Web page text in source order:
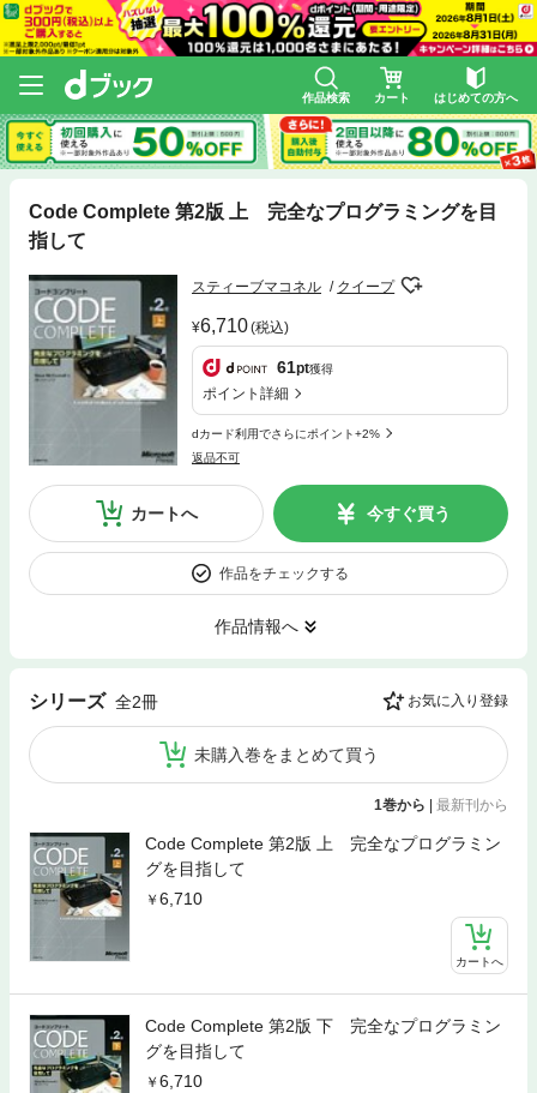
作品検索 カート はじめての方へ
Code Complete 第2版 上 完全なプログラミングを目
指して
スティーブマコネル クイープ
6,710(税込)
61pt獲得
ポイント詳細
dカード利用でさらにポイント+2%
返品不可
カートへ 今すぐ買う
作品をチェックする
作品情報へ
シリーズ 全2冊 お気に入り登録
未購入巻をまとめて買う
1巻から 最新刊から
Code Complete 第2版 上 完全なプログラミン
グを目指して
6,710
カートへ
Code Complete 第2版 下 完全なプログラミン
グを目指して
6,710